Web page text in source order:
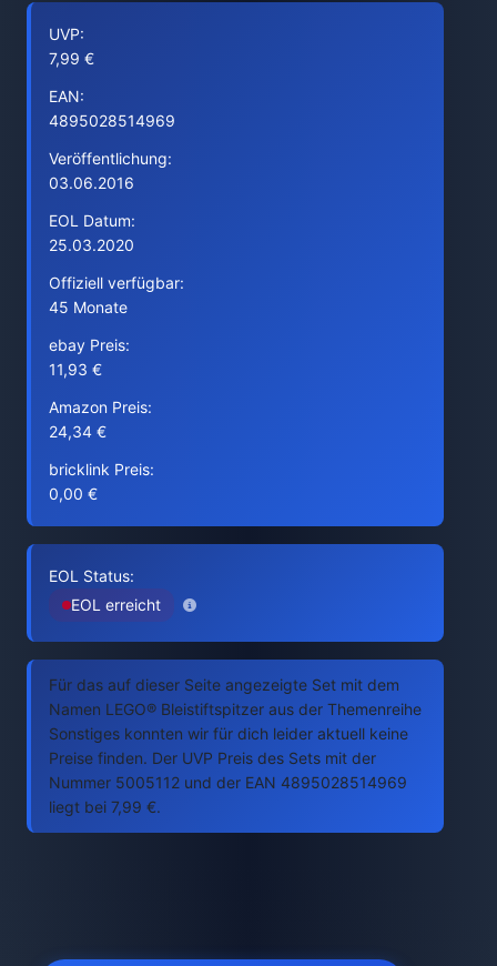
UVP:
7,99 €
EAN:
4895028514969
Veröffentlichung:
03.06.2016
EOL Datum:
25.03.2020
Offiziell verfügbar:
45 Monate
ebay Preis:
11,93 €
Amazon Preis:
24,34 €
bricklink Preis:
0,00 €
EOL Status:
EOL erreicht
Für das auf dieser Seite angezeigte Set mit dem
Namen LEGO® Bleistiftspitzer aus der Themenreihe
Sonstiges konnten wir für dich leider aktuell keine
Preise finden. Der UVP Preis des Sets mit der
Nummer 5005112 und der EAN 4895028514969
liegt bei 7,99 €.